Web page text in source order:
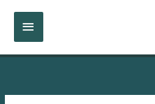
اصلی